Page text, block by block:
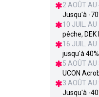
2 AOÛT AU
Jusqu'à -
10 JUIL.
pêche, DEK
16 JUIL.
jusqu'à
5 AOÛT AU
UCON
3 AOÛT AU
Jusqu'à -